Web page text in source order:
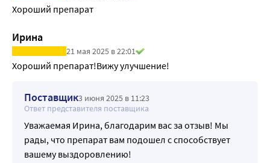
Хороший препарат
Ирина
21 мая 2025 в 22:01
Хороший препарат!Вижу улучшение!
Поставщик3 июня 2025 в 11:23
Ответ представителя поставщика
Уважаемая Ирина, благодарим вас за отзыв! Мы
рады, что препарат вам подошел с способствует
вашему выздоровлению!